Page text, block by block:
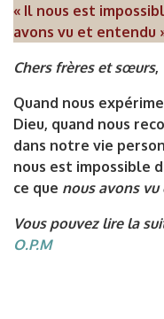
« Il nous est
avons vu et entendu
Chers frères et sœurs,
Quand nous
Dieu, quand nous
dans notre vie
nous est impossible
ce que nous avons
Vous pouvez lire la
O.P.M